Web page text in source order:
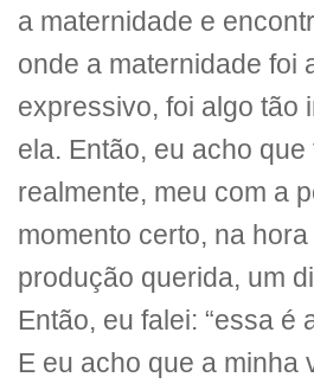
a maternidade e
onde a maternidade foi
expressivo, foi algo tão
ela. Então, eu acho
realmente, meu com a
momento certo, na
produção querida, um
Então, eu falei: “essa é
E eu acho que a minha